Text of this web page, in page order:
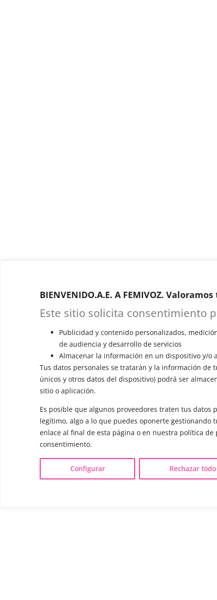
BIENVENIDO.A.E. A FEMIVOZ.
Este sitio solicita consentimiento
Publicidad y contenido personalizados,
de audiencia y desarrollo de servicios
Almacenar la información en un dispositivo y/o
Tus datos personales se tratarán y la información de
únicos y otros datos del dispositivo) podrá ser
sitio o aplicación.
Es posible que algunos proveedores traten tus datos
legítimo, algo a lo que puedes oponerte gestionando
enlace al final de esta página o en nuestra política
consentimiento.
Configurar Rechazar todo